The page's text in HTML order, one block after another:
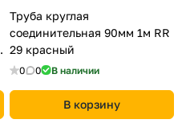
Труба круглая
соединительная 90мм 1м RR
29 красный
0 0 В наличии
В корзину